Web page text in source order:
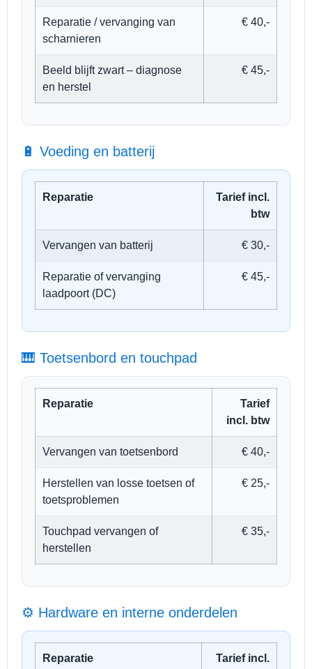
Reparatie / vervanging van
scharnieren
€ 40,-
Beeld blijft zwart – diagnose
en herstel
€ 45,-
🔋 Voeding en batterij
Reparatie
Tarief incl.
btw
Vervangen van batterij € 30,-
Reparatie of vervanging
laadpoort (DC)
€ 45,-
🎹 Toetsenbord en touchpad
Reparatie
Tarief
incl. btw
Vervangen van toetsenbord € 40,-
Herstellen van losse toetsen of
toetsproblemen
€ 25,-
Touchpad vervangen of
herstellen
€ 35,-
⚙️ Hardware en interne onderdelen
Reparatie Tarief incl.